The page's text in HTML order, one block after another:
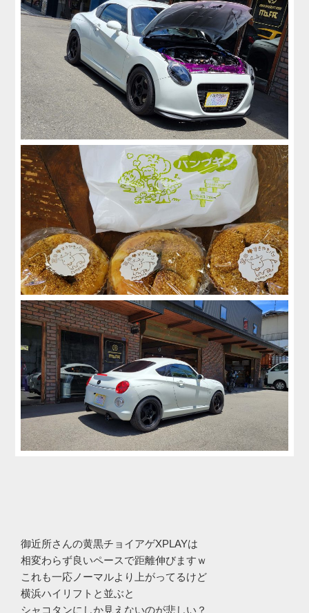
御近所さんの黄黒チョイアゲXPLAYは
相変わらず良いペースで距離伸びますｗ
これも一応ノーマルより上がってるけど
横浜ハイリフトと並ぶと
シャコタンにしか見えないのが悲しい？